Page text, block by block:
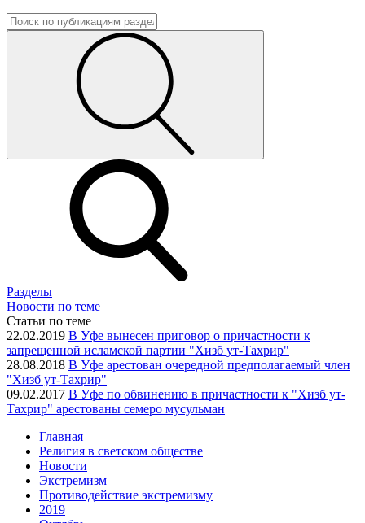
Разделы
Новости по теме
Статьи по теме
22.02.2019 В Уфе вынесен приговор о причастности к
запрещенной исламской партии "Хизб ут-Тахрир"
28.08.2018 В Уфе арестован очередной предполагаемый член
"Хизб ут-Тахрир"
09.02.2017 В Уфе по обвинению в причастности к "Хизб ут-
Тахрир" арестованы семеро мусульман
Главная
Религия в светском обществе
Новости
Экстремизм
Противодействие экстремизму
2019